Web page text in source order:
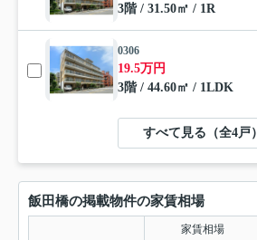
3階 / 31.50㎡ / 1R
0306
19.5万円
3階 / 44.60㎡ / 1LDK
すべて見る（全4戸）
飯田橋の掲載物件の家賃相場
家賃相場